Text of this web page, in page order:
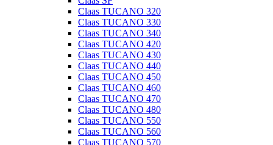
Claas TUCANO 320
Claas TUCANO 330
Claas TUCANO 340
Claas TUCANO 420
Claas TUCANO 430
Claas TUCANO 440
Claas TUCANO 450
Claas TUCANO 460
Claas TUCANO 470
Claas TUCANO 480
Claas TUCANO 550
Claas TUCANO 560
Claas TUCANO 570